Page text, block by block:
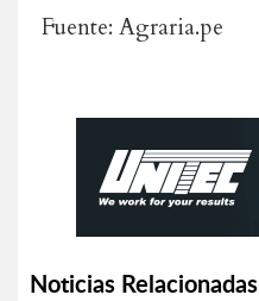
Fuente: Agraria.pe
Noticias Relacionadas